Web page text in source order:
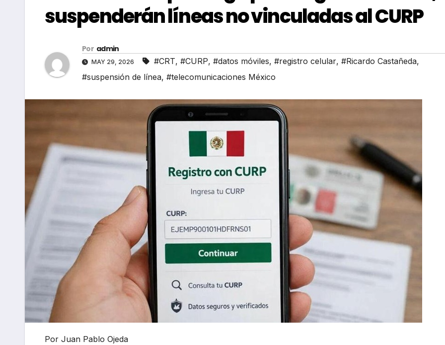
suspenderán líneas no vinculadas al CURP
Por admin
MAY 29, 2026 #CRT, #CURP, #datos móviles, #registro celular, #Ricardo Castañeda,
#suspensión de línea, #telecomunicaciones México
Por Juan Pablo Ojeda